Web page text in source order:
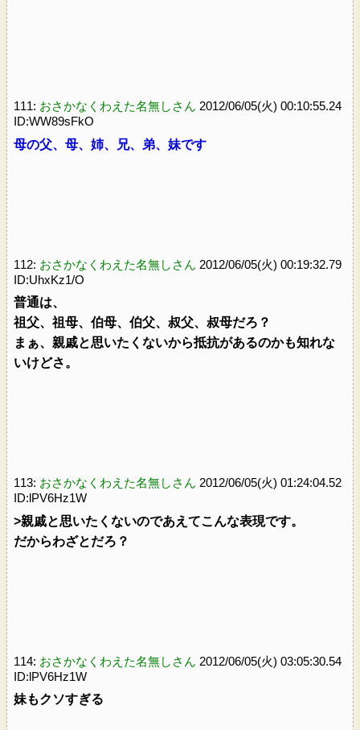
111: おさかなくわえた名無しさん 2012/06/05(火) 00:10:55.24
ID:WW89sFkO
母の父、母、姉、兄、弟、妹です
112: おさかなくわえた名無しさん 2012/06/05(火) 00:19:32.79
ID:UhxKz1/O
普通は、
祖父、祖母、伯母、伯父、叔父、叔母だろ？
まぁ、親戚と思いたくないから抵抗があるのかも知れな
いけどさ。
113: おさかなくわえた名無しさん 2012/06/05(火) 01:24:04.52
ID:lPV6Hz1W
>親戚と思いたくないのであえてこんな表現です。
だからわざとだろ？
114: おさかなくわえた名無しさん 2012/06/05(火) 03:05:30.54
ID:lPV6Hz1W
妹もクソすぎる